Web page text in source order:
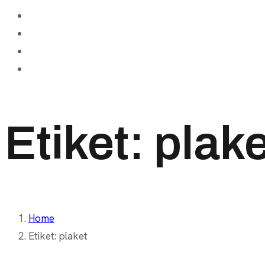
Etiket:
Home
Etiket: plaket